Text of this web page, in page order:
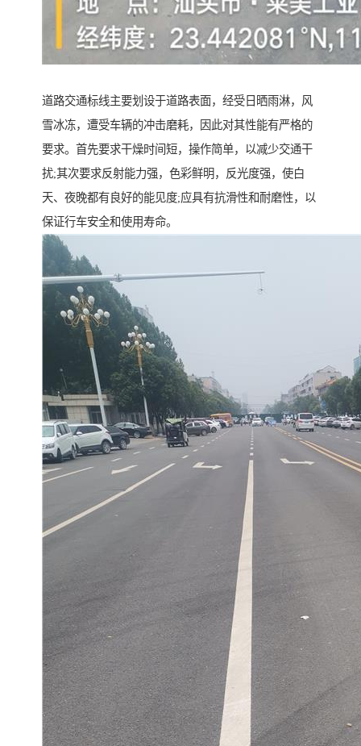
道路交通标线主要划设于道路表面，经受日晒雨淋，风
雪冰冻，遭受车辆的冲击磨耗，因此对其性能有严格的
要求。首先要求干燥时间短，操作简单，以减少交通干
扰;其次要求反射能力强，色彩鲜明，反光度强，使白
天、夜晚都有良好的能见度;应具有抗滑性和耐磨性，以
保证行车安全和使用寿命。